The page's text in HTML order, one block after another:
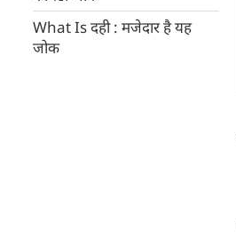
What Is दही : मजेदार है यह
जोक